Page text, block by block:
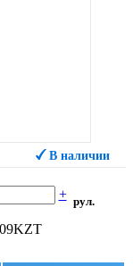
В наличии
+ рул.
KZT